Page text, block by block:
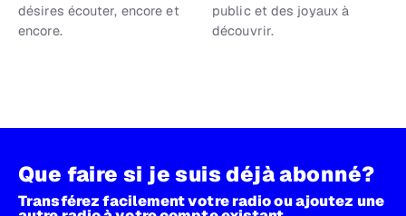
désires écouter, encore et
encore.
public et des joyaux à
découvrir.
Que faire si je suis déjà abonné?
Transférez facilement votre radio ou ajoutez une